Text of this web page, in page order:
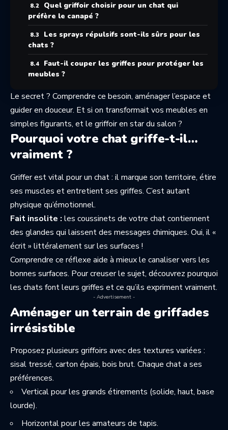
Quel griffoir choisir pour un chat qui
préfère le canapé ?
Les sprays répulsifs sont-ils sûrs pour les
chats ?
Faut-il couper les griffes pour protéger les
meubles ?
Le secret ? Comprendre ce besoin, aménager l’espace et
guider en douceur. Et si on transformait vos meubles en
simples figurants, et le griffoir en star du salon ?
Pourquoi votre chat griffe-t-il…
vraiment ?
Griffer est vital pour un chat : il marque son territoire, étire
ses muscles et entretient ses griffes. C’est autant
physique qu’émotionnel.
Fait insolite : les coussinets de votre chat contiennent
des glandes qui laissent des messages chimiques. Oui, il «
écrit » littéralement sur les surfaces !
Comprendre ce réflexe aide à mieux le canaliser vers les
bonnes surfaces. Pour creuser le sujet, découvrez pourquoi
les chats font leurs griffes et ce qu’ils expriment vraiment.
- Advertisement -
Aménager un terrain de griffades
irrésistible
Proposez plusieurs griffoirs avec des textures variées :
sisal tressé, carton épais, bois brut. Chaque chat a ses
préférences.
Vertical pour les grands étirements (solide, haut, base
lourde).
Horizontal pour les amateurs de tapis.